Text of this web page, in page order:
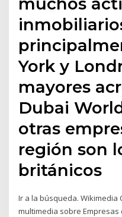
York y
mayores
Dubai
otras
región son
británicos
Ir a la búsqueda. Wikimedia
multimedia sobre Empresas